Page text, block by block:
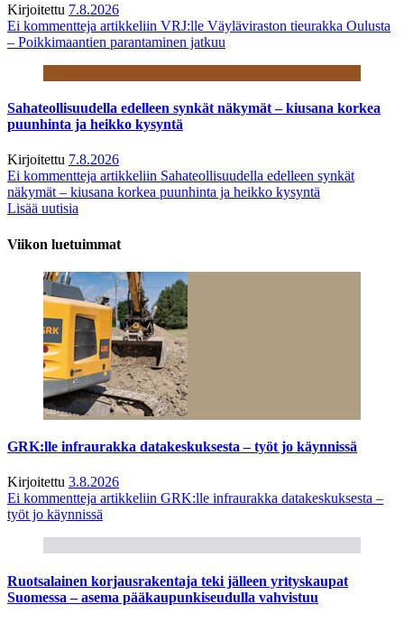
Kirjoitettu 7.8.2026
Ei kommentteja artikkeliin VRJ:lle Väyläviraston tieurakka Oulusta
– Poikkimaantien parantaminen jatkuu
Sahateollisuudella edelleen synkät näkymät – kiusana korkea
puunhinta ja heikko kysyntä
Kirjoitettu 7.8.2026
Ei kommentteja artikkeliin Sahateollisuudella edelleen synkät
näkymät – kiusana korkea puunhinta ja heikko kysyntä
Lisää uutisia
Viikon luetuimmat
GRK:lle infraurakka datakeskuksesta – työt jo käynnissä
Kirjoitettu 3.8.2026
Ei kommentteja artikkeliin GRK:lle infraurakka datakeskuksesta –
työt jo käynnissä
Ruotsalainen korjausrakentaja teki jälleen yrityskaupat
Suomessa – asema pääkaupunkiseudulla vahvistuu